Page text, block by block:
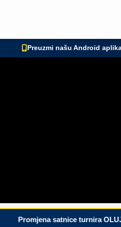
Preuzmi našu Android
Promjena satnice turnira OLUJA